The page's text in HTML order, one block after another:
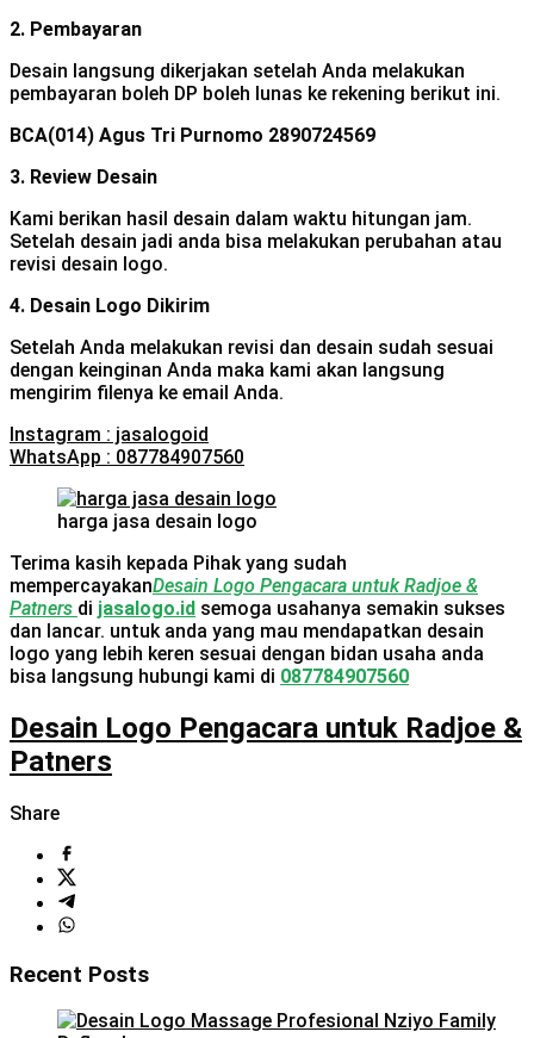
2. Pembayaran
Desain langsung dikerjakan setelah Anda melakukan
pembayaran boleh DP boleh lunas ke rekening berikut ini.
BCA(014) Agus Tri Purnomo 2890724569
3. Review Desain
Kami berikan hasil desain dalam waktu hitungan jam.
Setelah desain jadi anda bisa melakukan perubahan atau
revisi desain logo.
4. Desain Logo Dikirim
Setelah Anda melakukan revisi dan desain sudah sesuai
dengan keinginan Anda maka kami akan langsung
mengirim filenya ke email Anda.
Instagram : jasalogoid
WhatsApp : 087784907560
harga jasa desain logo
Terima kasih kepada Pihak yang sudah
mempercayakanDesain Logo Pengacara untuk Radjoe &
Patners di jasalogo.id semoga usahanya semakin sukses
dan lancar. untuk anda yang mau mendapatkan desain
logo yang lebih keren sesuai dengan bidan usaha anda
bisa langsung hubungi kami di 087784907560
Desain Logo Pengacara untuk Radjoe &
Patners
Share
Recent Posts